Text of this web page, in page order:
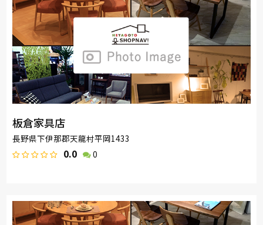
板倉家具店
長野県下伊那郡天龍村平岡1433
0.0 0